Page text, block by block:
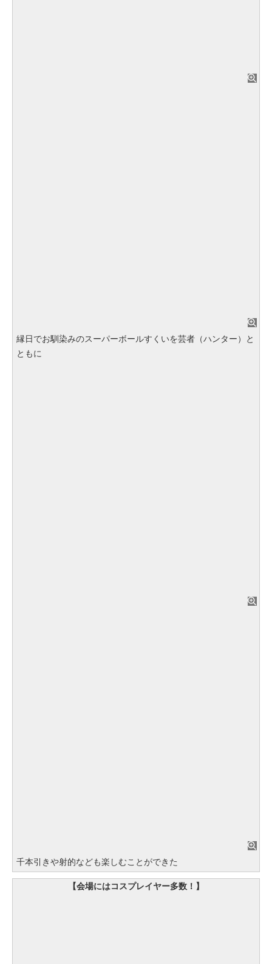
縁日でお馴染みのスーパーボールすくいを芸者（ハンター）と
ともに
千本引きや射的なども楽しむことができた
【会場にはコスプレイヤー多数！】